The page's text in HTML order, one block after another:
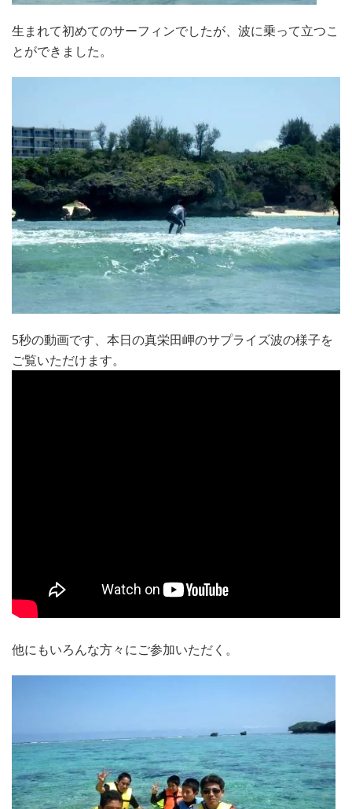
生まれて初めてのサーフィンでしたが、波に乗って立つこ
とができました。
5秒の動画です、本日の真栄田岬のサプライズ波の様子を
ご覧いただけます。
他にもいろんな方々にご参加いただく。